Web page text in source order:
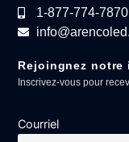
1-877-774-7870
Rejoingnez
Inscrivez-vous pour
Courriel